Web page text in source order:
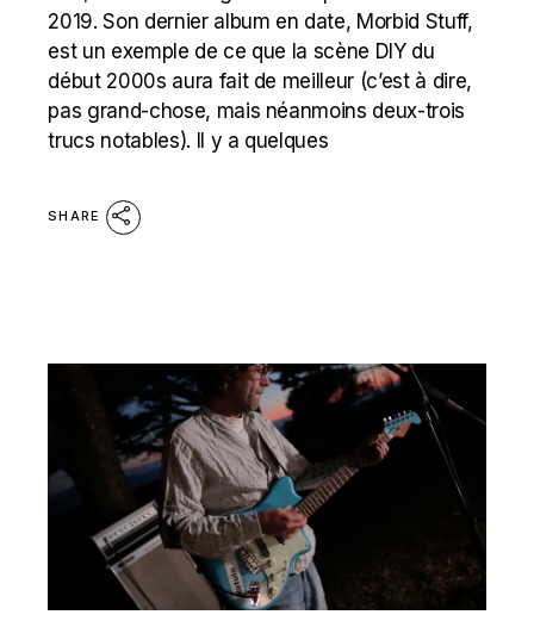
2019. Son dernier album en date, Morbid Stuff,
est un exemple de ce que la scène DIY du
début 2000s aura fait de meilleur (c’est à dire,
pas grand-chose, mais néanmoins deux-trois
trucs notables). Il y a quelques
SHARE